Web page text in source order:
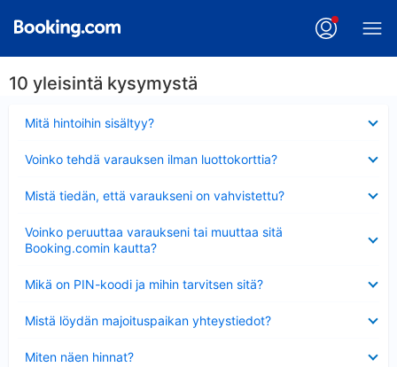
10 yleisintä kysymystä
Mitä hintoihin sisältyy?
Voinko tehdä varauksen ilman luottokorttia?
Mistä tiedän, että varaukseni on vahvistettu?
Voinko peruuttaa varaukseni tai muuttaa sitä
Booking.comin kautta?
Mikä on PIN-koodi ja mihin tarvitsen sitä?
Mistä löydän majoituspaikan yhteystiedot?
Miten näen hinnat?